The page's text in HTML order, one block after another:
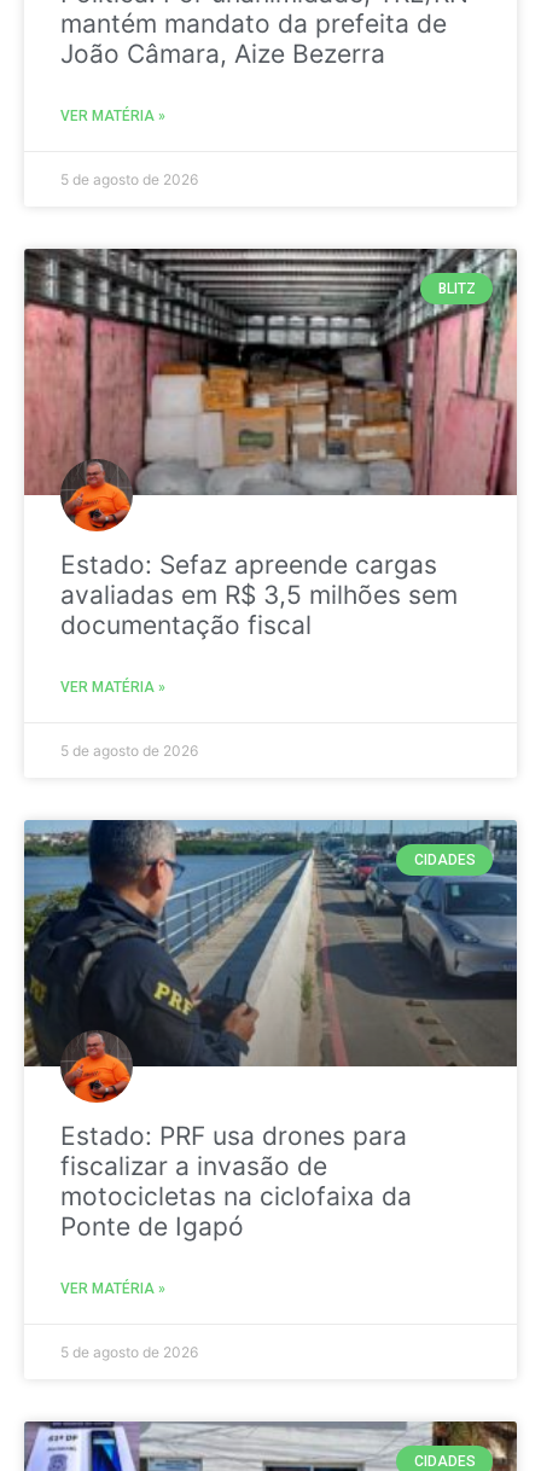
mantém mandato da prefeita de
João Câmara, Aize Bezerra
VER MATÉRIA »
5 de agosto de 2026
BLITZ
Estado: Sefaz apreende cargas
avaliadas em R$ 3,5 milhões sem
documentação fiscal
VER MATÉRIA »
5 de agosto de 2026
CIDADES
Estado: PRF usa drones para
fiscalizar a invasão de
motocicletas na ciclofaixa da
Ponte de Igapó
VER MATÉRIA »
5 de agosto de 2026
CIDADES